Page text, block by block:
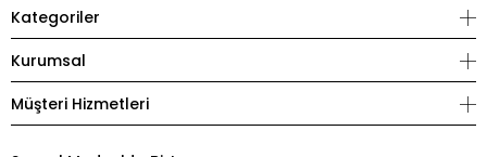
Kategoriler
Kurumsal
Müşteri Hizmetleri